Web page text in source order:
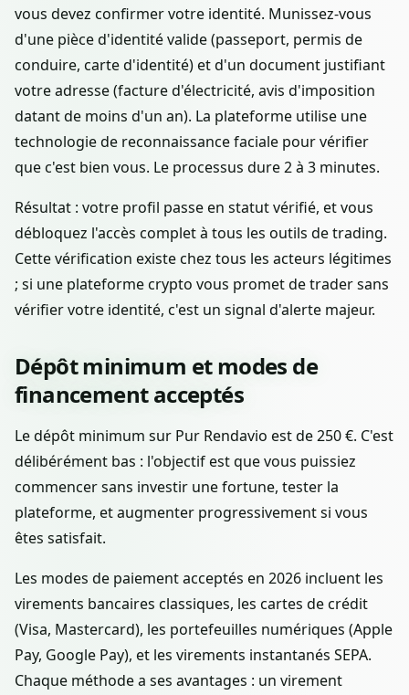
vous devez confirmer votre identité. Munissez-vous
d'une pièce d'identité valide (passeport, permis de
conduire, carte d'identité) et d'un document justifiant
votre adresse (facture d'électricité, avis d'imposition
datant de moins d'un an). La plateforme utilise une
technologie de reconnaissance faciale pour vérifier
que c'est bien vous. Le processus dure 2 à 3 minutes.
Résultat : votre profil passe en statut vérifié, et vous
débloquez l'accès complet à tous les outils de trading.
Cette vérification existe chez tous les acteurs légitimes
; si une plateforme crypto vous promet de trader sans
vérifier votre identité, c'est un signal d'alerte majeur.
Dépôt minimum et modes de
financement acceptés
Le dépôt minimum sur Pur Rendavio est de 250 €. C'est
délibérément bas : l'objectif est que vous puissiez
commencer sans investir une fortune, tester la
plateforme, et augmenter progressivement si vous
êtes satisfait.
Les modes de paiement acceptés en 2026 incluent les
virements bancaires classiques, les cartes de crédit
(Visa, Mastercard), les portefeuilles numériques (Apple
Pay, Google Pay), et les virements instantanés SEPA.
Chaque méthode a ses avantages : un virement